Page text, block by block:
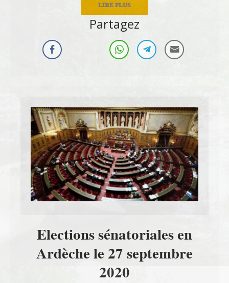
LIRE PLUS
Partagez
Elections sénatoriales en
Ardèche le 27 septembre
2020